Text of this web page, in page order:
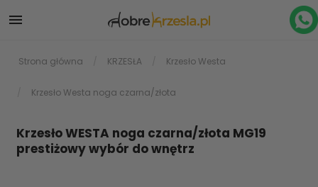

Strona główna KRZESŁA Krzesło Westa
Krzesło Westa noga czarna/złota
Krzesło WESTA noga czarna/złota MG19
prestiżowy wybór do wnętrz